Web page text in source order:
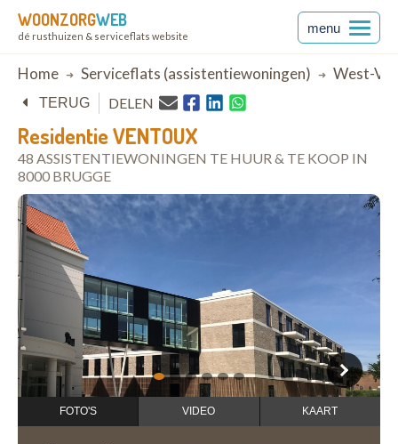
WOONZORGWEB
dé rusthuizen & serviceflats website
menu
Breadcrumb
Home Serviceflats (assistentiewoningen) West-
Residentie VENTOUX
48 ASSISTENTIEWONINGEN TE HUUR & TE KOOP IN
8000 BRUGGE
TERUG DELEN
1 2 3 4 5 6
open in Google Maps
FOTO'S VIDEO KAART